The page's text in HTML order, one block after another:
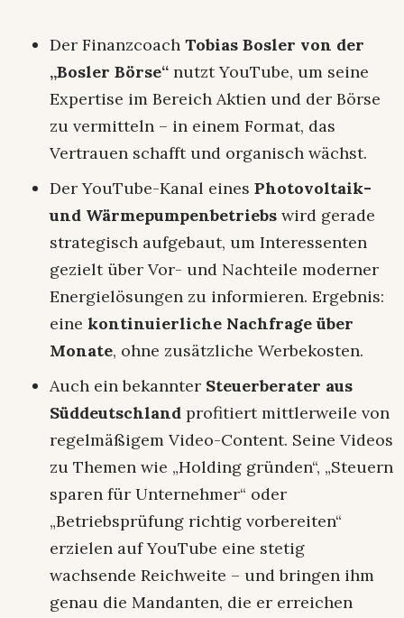
Der Finanzcoach Tobias Bosler von der
„Bosler Börse“ nutzt YouTube, um seine
Expertise im Bereich Aktien und der Börse
zu vermitteln – in einem Format, das
Vertrauen schafft und organisch wächst.
Der YouTube-Kanal eines Photovoltaik-
und Wärmepumpenbetriebs wird gerade
strategisch aufgebaut, um Interessenten
gezielt über Vor- und Nachteile moderner
Energielösungen zu informieren. Ergebnis:
eine kontinuierliche Nachfrage über
Monate, ohne zusätzliche Werbekosten.
Auch ein bekannter Steuerberater aus
Süddeutschland profitiert mittlerweile von
regelmäßigem Video-Content. Seine Videos
zu Themen wie „Holding gründen“, „Steuern
sparen für Unternehmer“ oder
„Betriebsprüfung richtig vorbereiten“
erzielen auf YouTube eine stetig
wachsende Reichweite – und bringen ihm
genau die Mandanten, die er erreichen